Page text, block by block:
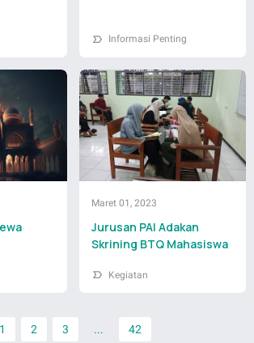
Informasi Penting
Maret 01, 2023
Jurusan PAI Adakan
Skrining BTQ Mahasiswa
Kegiatan
1 2 3 ... 42